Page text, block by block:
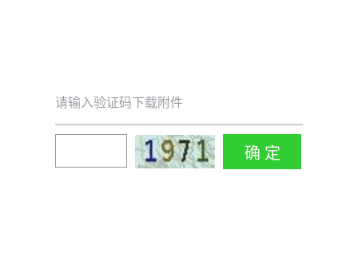
请输入验证码下载附件